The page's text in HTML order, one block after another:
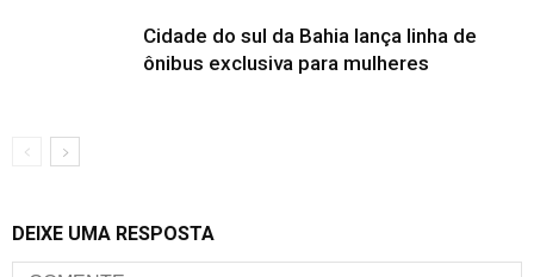
Cidade do sul da Bahia lança linha de
ônibus exclusiva para mulheres
DEIXE UMA RESPOSTA